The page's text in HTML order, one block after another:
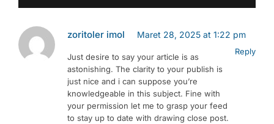
zoritoler imol Maret 28, 2025 at 1:22 pm
Reply
Just desire to say your article is as
astonishing. The clarity to your publish is
just nice and i can suppose you’re
knowledgeable in this subject. Fine with
your permission let me to grasp your feed
to stay up to date with drawing close post.